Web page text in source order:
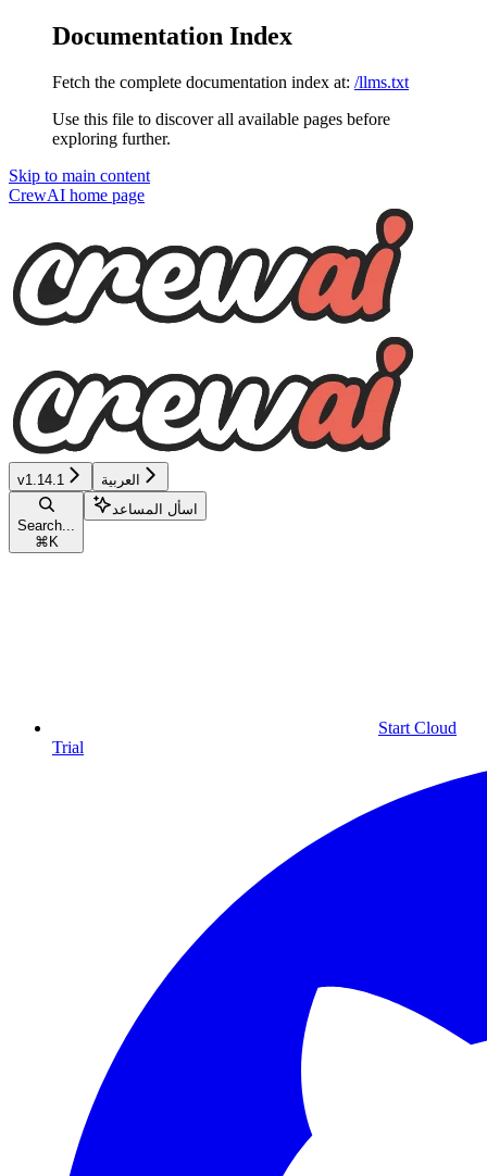
Documentation Index
Fetch the complete documentation index at: /llms.txt
Use this file to discover all available pages before
exploring further.
Skip to main content
CrewAI home page
v1.14.1 العربية
Search...
⌘ K
اسأل المساعد
Start Cloud
Trial